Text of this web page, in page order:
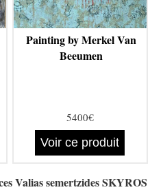
Painting by Merkel Van
Beeumen
5400€
Voir ce produit
Valias semertzides SKYROS